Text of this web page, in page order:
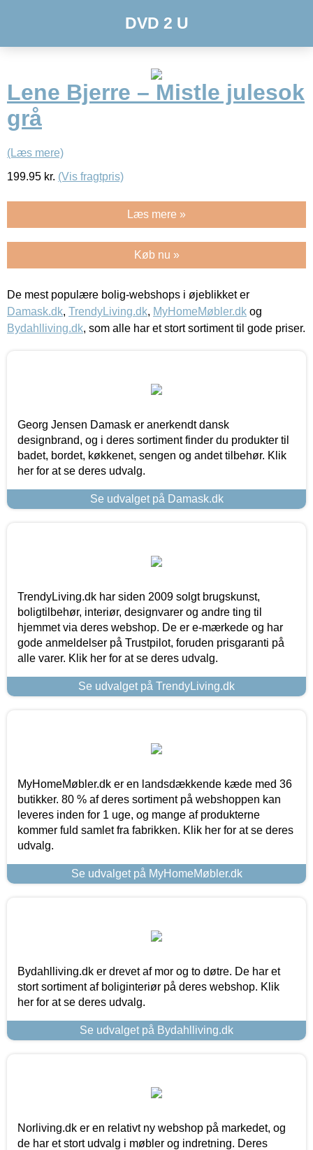
DVD 2 U
Lene Bjerre – Mistle julesok
grå
(Læs mere)
199.95 kr. (Vis fragtpris)
Læs mere »
Køb nu »
De mest populære bolig-webshops i øjeblikket er
Damask.dk, TrendyLiving.dk, MyHomeMøbler.dk og
Bydahlliving.dk, som alle har et stort sortiment til gode priser.
Georg Jensen Damask er anerkendt dansk
designbrand, og i deres sortiment finder du produkter til
badet, bordet, køkkenet, sengen og andet tilbehør. Klik
her for at se deres udvalg.
Se udvalget på Damask.dk
TrendyLiving.dk har siden 2009 solgt brugskunst,
boligtilbehør, interiør, designvarer og andre ting til
hjemmet via deres webshop. De er e-mærkede og har
gode anmeldelser på Trustpilot, foruden prisgaranti på
alle varer. Klik her for at se deres udvalg.
Se udvalget på TrendyLiving.dk
MyHomeMøbler.dk er en landsdækkende kæde med 36
butikker. 80 % af deres sortiment på webshoppen kan
leveres inden for 1 uge, og mange af produkterne
kommer fuld samlet fra fabrikken. Klik her for at se deres
udvalg.
Se udvalget på MyHomeMøbler.dk
Bydahlliving.dk er drevet af mor og to døtre. De har et
stort sortiment af boliginteriør på deres webshop. Klik
her for at se deres udvalg.
Se udvalget på Bydahlliving.dk
Norliving.dk er en relativt ny webshop på markedet, og
de har et stort udvalg i møbler og indretning. Deres